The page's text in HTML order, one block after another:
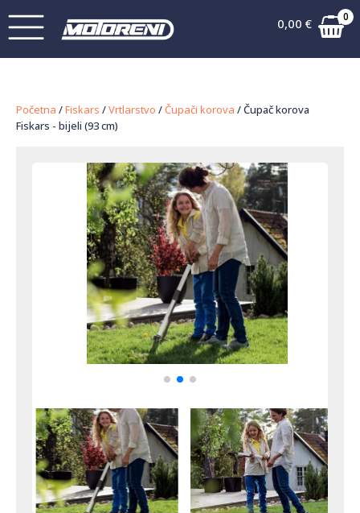
0,00 € 0
Početna /Fiskars /Vrtlarstvo /Čupači korova / Čupač korova
Fiskars - bijeli (93 cm)